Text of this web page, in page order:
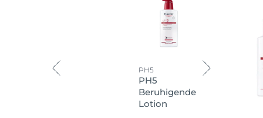
PH5
PH5
Beruhigende
Lotion